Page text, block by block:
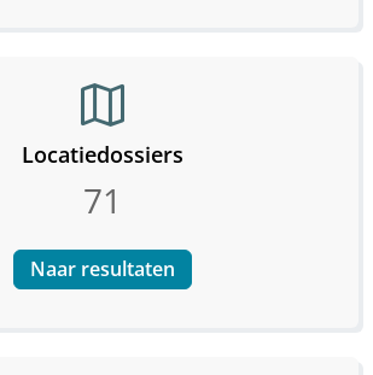
map
Locatiedossiers
71
Naar resultaten